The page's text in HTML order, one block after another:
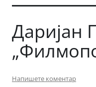
Даријан
Напишете коментар